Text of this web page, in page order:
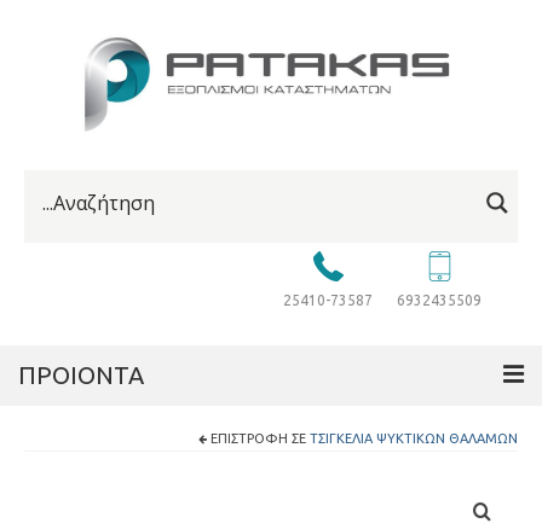
25410-73587 6932435509
ΠΡΟΙΟΝΤΑ
ΕΠΙΣΤΡΟΦΉ ΣΕ ΤΣΙΓΚΈΛΙΑ ΨΥΚΤΙΚΏΝ ΘΑΛΆΜΩΝ